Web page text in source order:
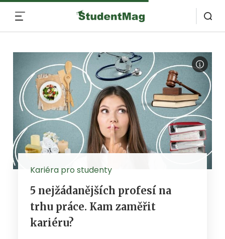
Kariéra pro studenty
5 nejžádanějších profesí na
trhu práce. Kam zaměřit
kariéru?